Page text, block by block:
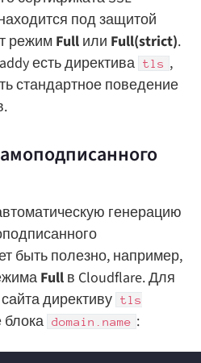
под защитой
режимFull или Full(strict).
есть директива tls ,
стандартное поведение
генерацию
быть полезно, например,
Full в Cloudflare. Для
директиву tls
domain.name :